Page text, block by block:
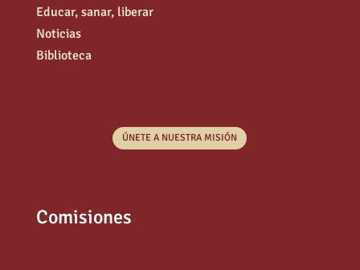
Educar, sanar, liberar
Noticias
Biblioteca
ÚNETE A NUESTRA MISIÓN
Comisiones